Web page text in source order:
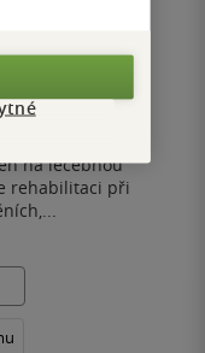
Máček
na léčebnou
rehabilitaci při